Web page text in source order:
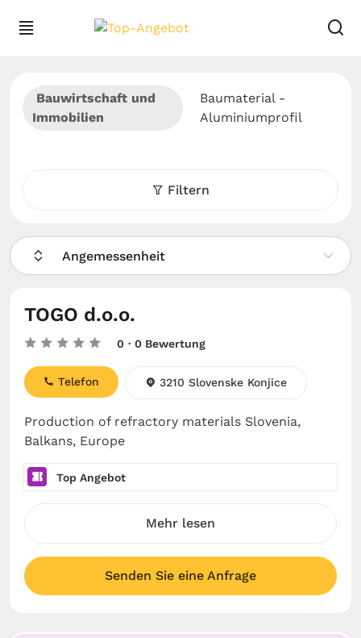
Bauwirtschaft und
Immobilien
Baumaterial -
Aluminiumprofil
Filtern
Angemessenheit
TOGO d.o.o.
0 · 0 Bewertung
Production of refractory materials Slovenia,
Balkans, Europe
Telefon 3210 Slovenske Konjice
Top Angebot
Mehr lesen
Senden Sie eine Anfrage